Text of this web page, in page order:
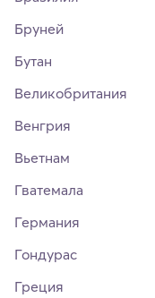
Бруней
Бутан
Великобритания
Венгрия
Вьетнам
Гватемала
Германия
Гондурас
Греция